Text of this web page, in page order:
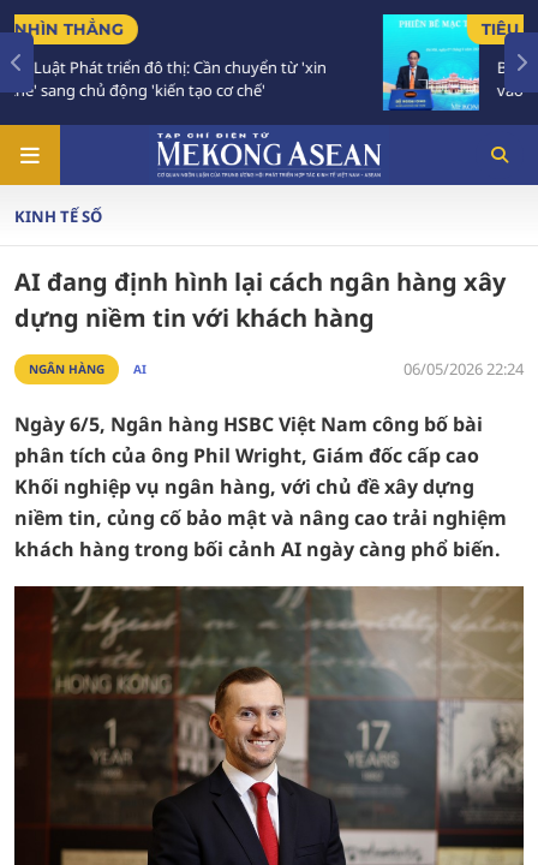
Bế mạc Hội nghị Ngoại giao 33: Đối ngoại bước
vào giai đoạn hành động mới
KINH TẾ SỐ
AI đang định hình lại cách ngân hàng xây
dựng niềm tin với khách hàng
NGÂN HÀNG AI 06/05/2026 22:24
Ngày 6/5, Ngân hàng HSBC Việt Nam công bố bài
phân tích của ông Phil Wright, Giám đốc cấp cao
Khối nghiệp vụ ngân hàng, với chủ đề xây dựng
niềm tin, củng cố bảo mật và nâng cao trải nghiệm
khách hàng trong bối cảnh AI ngày càng phổ biến.